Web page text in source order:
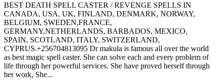
BEST DEATH SPELL CASTER / REVENGE SPELLS IN
CANADA, USA, UK, FINLAND, DENMARK, NORWAY,
BELGIUM, SWEDEN,FRANCE,
GERMANY,NETHERLANDS, BARBADOS, MEXICO,
SPAIN, SCOTLAND, ITALY, SWITZERLAND,
CYPRUS.+256704813095 Dr makula is famous all over the world
as best magic spell caster. She can solve each and every problem of
life through her powerful services. She have proved herself through
her work, She...